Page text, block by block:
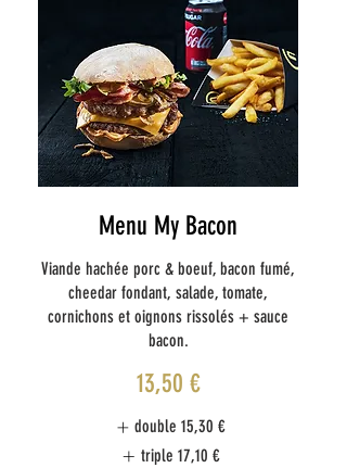
Menu My Bacon
Viande hachée porc & boeuf, bacon fumé,
cheedar fondant, salade, tomate,
cornichons et oignons rissolés + sauce
bacon.
13,50 €
double 15,30 €
triple 17,10 €